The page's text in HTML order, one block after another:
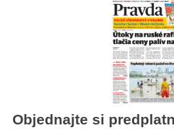
Objednajte si